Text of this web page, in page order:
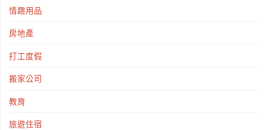
情趣用品
房地產
打工度假
搬家公司
教育
旅遊住宿